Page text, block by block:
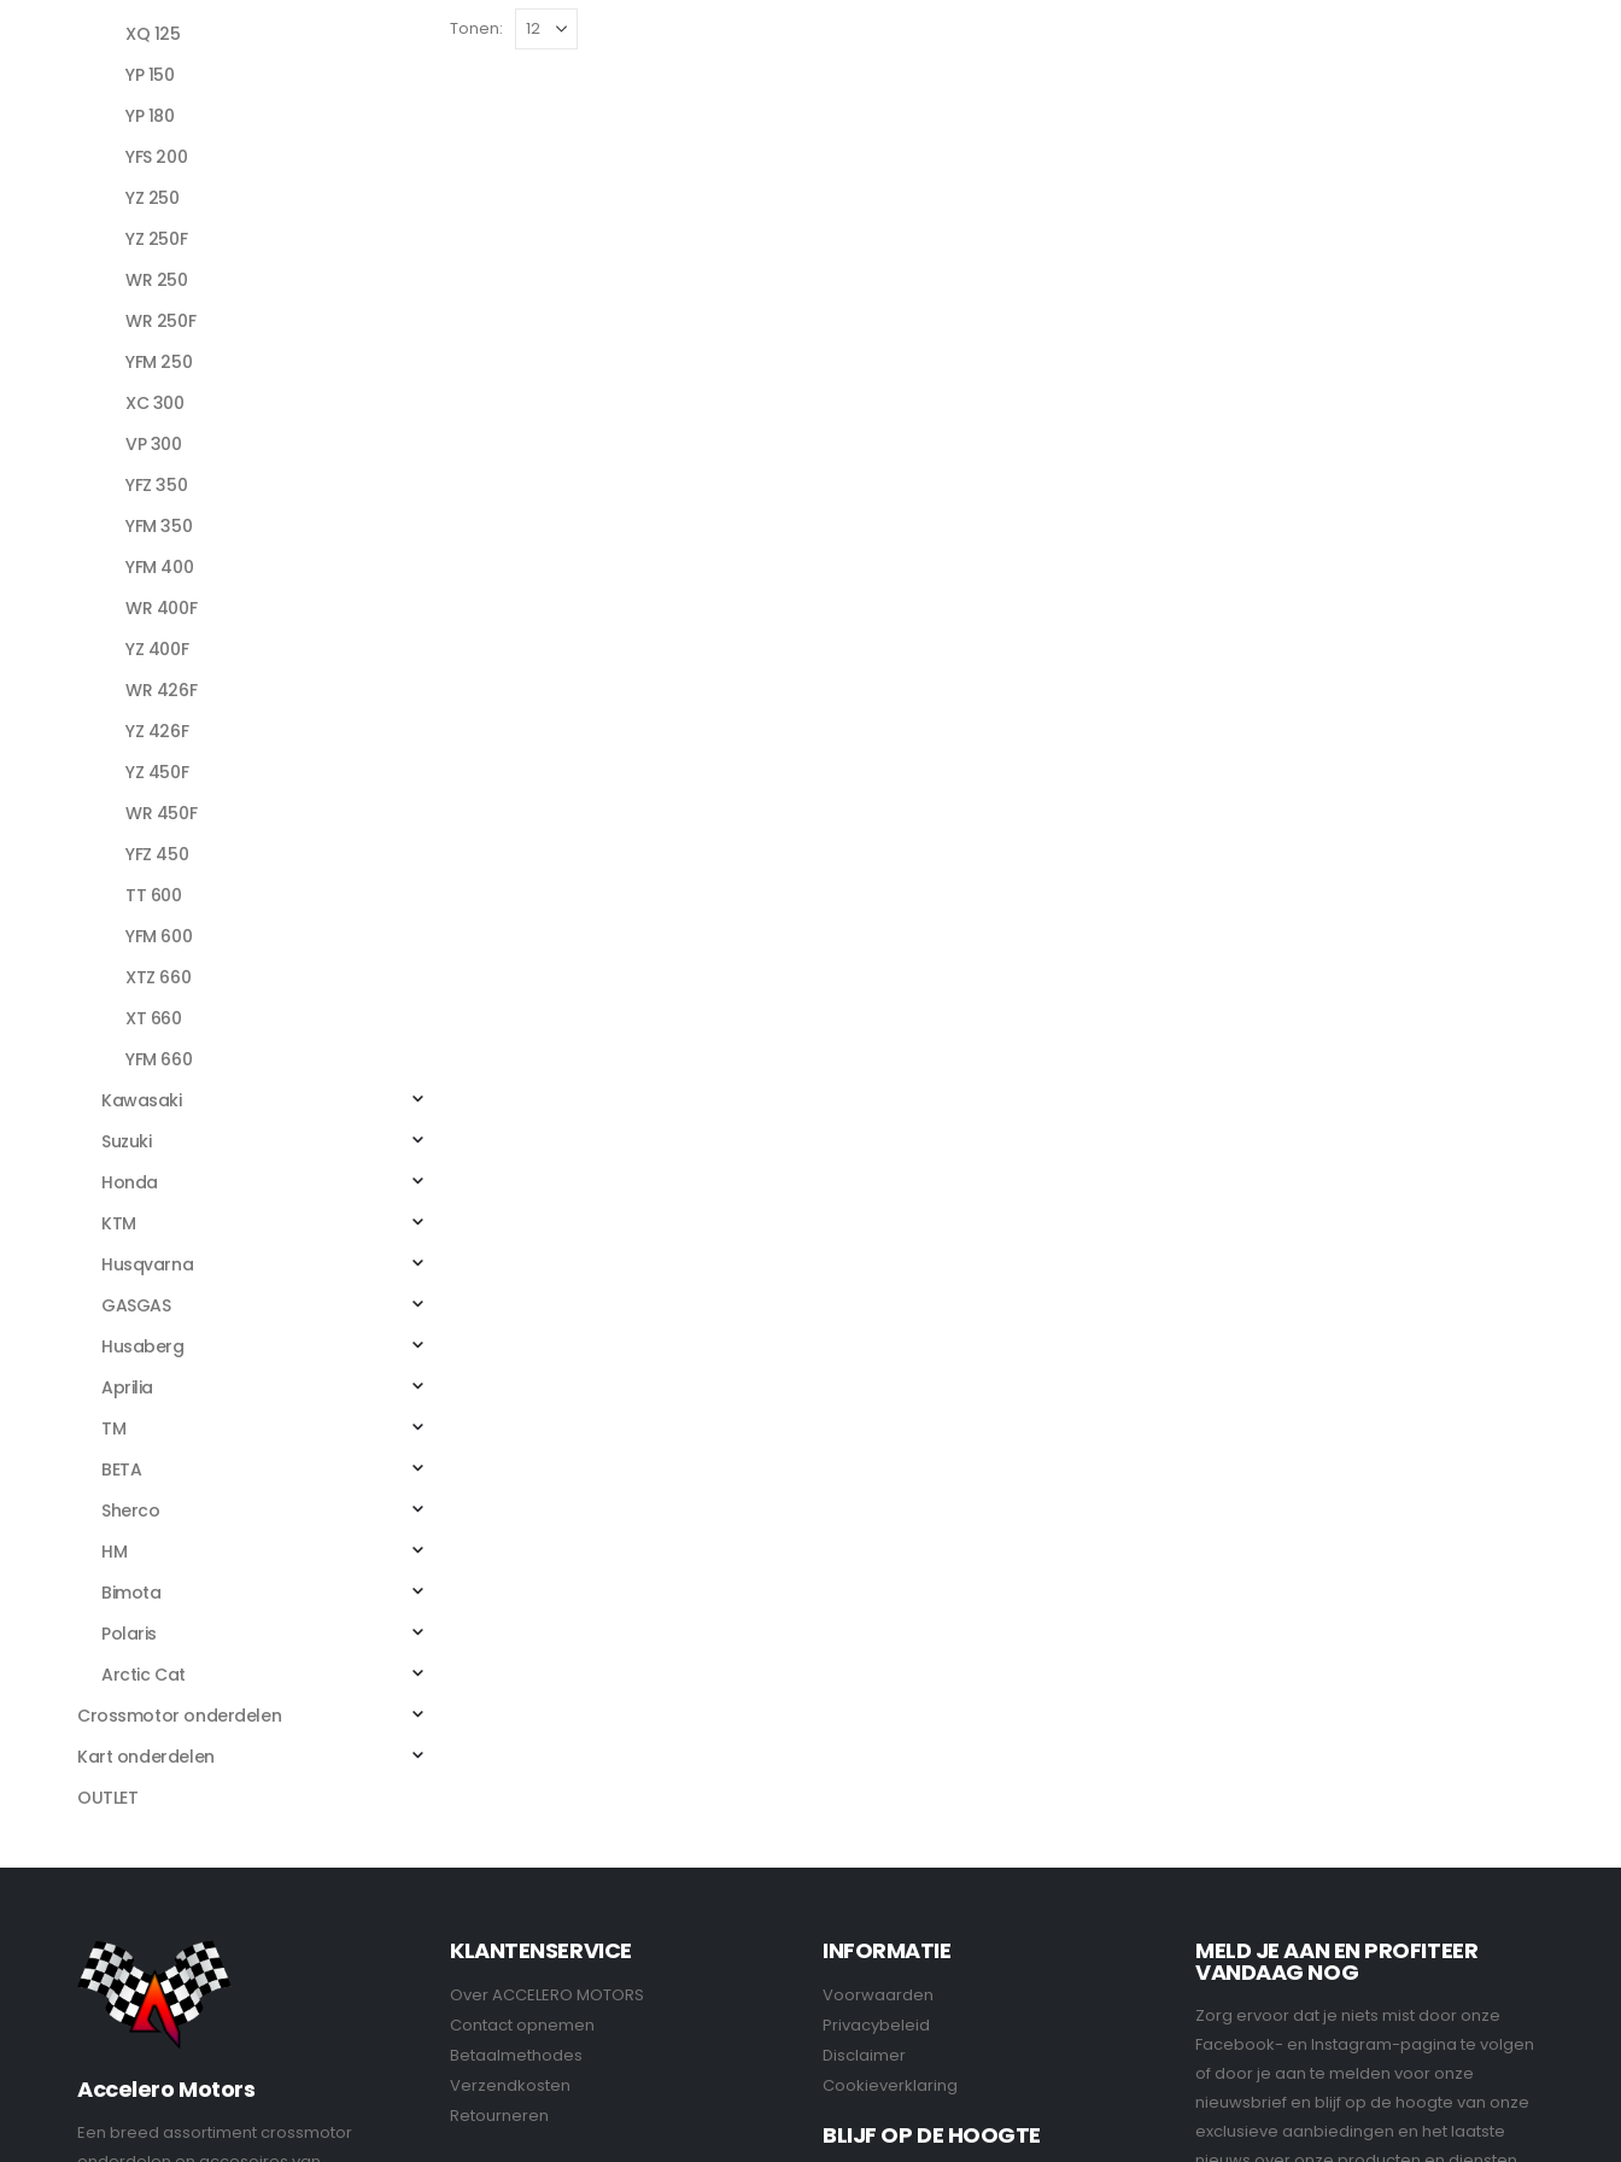
Tonen:
XQ 125
YP 150
YP 180
YFS 200
YZ 250
YZ 250F
WR 250
WR 250F
YFM 250
XC 300
VP 300
YFZ 350
YFM 350
YFM 400
WR 400F
YZ 400F
WR 426F
YZ 426F
YZ 450F
WR 450F
YFZ 450
TT 600
YFM 600
XTZ 660
XT 660
YFM 660
Kawasaki
Suzuki
Honda
KTM
Husqvarna
GASGAS
Husaberg
Aprilia
TM
BETA
Sherco
HM
Bimota
Polaris
Arctic Cat
Crossmotor onderdelen
Kart onderdelen
OUTLET
Accelero Motors
Een breed assortiment crossmotor
KLANTENSERVICE
Over ACCELERO MOTORS
Contact opnemen
Betaalmethodes
Verzendkosten
Retourneren
INFORMATIE
Voorwaarden
Privacybeleid
Disclaimer
Cookieverklaring
BLIJF OP DE HOOGTE
MELD JE AAN EN PROFITEER
VANDAAG NOG
Zorg ervoor dat je niets mist door onze
Facebook- en Instagram-pagina te volgen
of door je aan te melden voor onze
nieuwsbrief en blijf op de hoogte van onze
exclusieve aanbiedingen en het laatste